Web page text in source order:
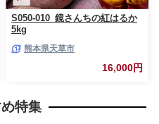
S050-010_鏡さんちの紅はるか
5kg
熊本県天草市
16,000円
特集